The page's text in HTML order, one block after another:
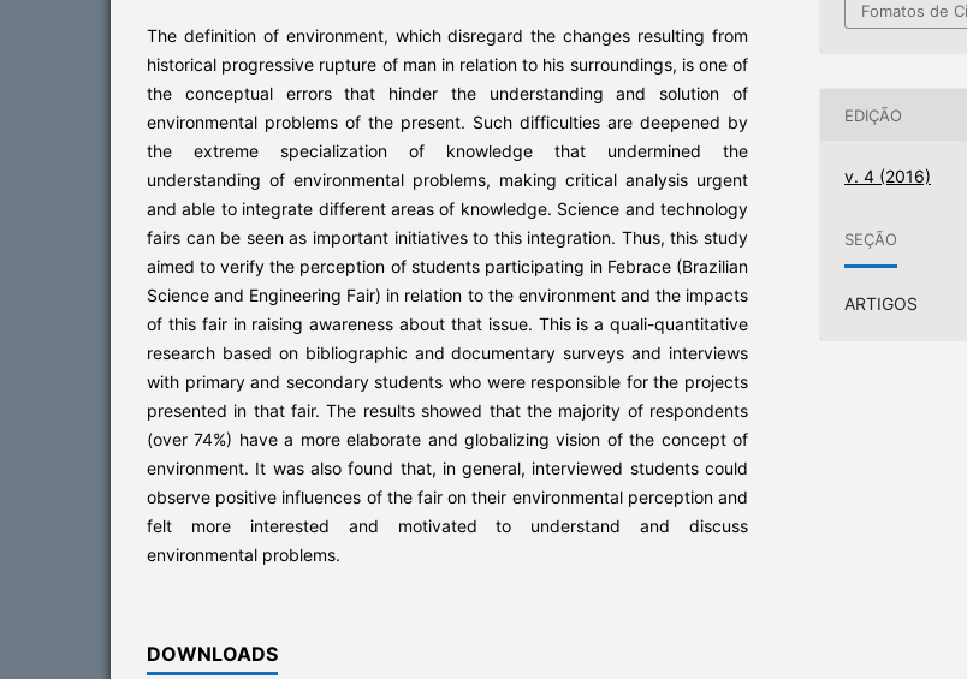
The definition of environment, which disregard the changes resulting from
historical progressive rupture of man in relation to his surroundings, is one of
the conceptual errors that hinder the understanding and solution of
environmental problems of the present. Such difficulties are deepened by
the extreme specialization of knowledge that undermined the
understanding of environmental problems, making critical analysis urgent
and able to integrate different areas of knowledge. Science and technology
fairs can be seen as important initiatives to this integration. Thus, this study
aimed to verify the perception of students participating in Febrace (Brazilian
Science and Engineering Fair) in relation to the environment and the impacts
of this fair in raising awareness about that issue. This is a quali-quantitative
research based on bibliographic and documentary surveys and interviews
with primary and secondary students who were responsible for the projects
presented in that fair. The results showed that the majority of respondents
(over 74%) have a more elaborate and globalizing vision of the concept of
environment. It was also found that, in general, interviewed students could
observe positive influences of the fair on their environmental perception and
felt more interested and motivated to understand and discuss
environmental problems.
DOWNLOADS
Fomatos de
EDIÇÃO
v. 4 (2016)
SEÇÃO
ARTIGOS